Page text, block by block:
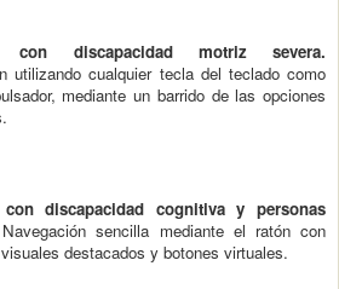
con discapacidad motriz severa.
utilizando cualquier tecla del teclado como
mediante un barrido de las opciones
con discapacidad cognitiva y personas
Navegación sencilla mediante el ratón con
destacados y botones virtuales.